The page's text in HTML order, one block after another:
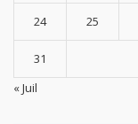
24 25
31
« Juil